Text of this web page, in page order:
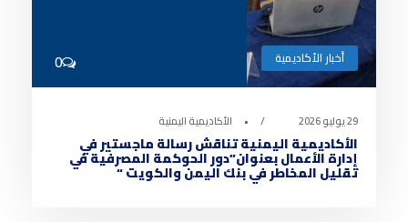
أخبار الأكاديمية 0
29 يوليو 2026 • الأكاديمية اليمنية
الأكاديمية اليمنية تناقش رسالة ماجستير في
إدارة الأعمال بعنوان”دور الحوكمة المصرفية في
تقليل المخاطر في بنك اليمن والكويت “